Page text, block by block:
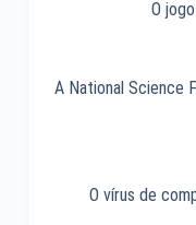
O
A National Science
O vírus de